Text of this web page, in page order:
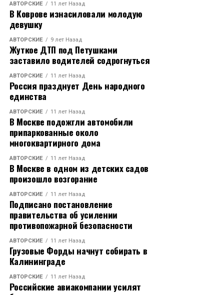
Glorax Development входит в группу компаний
Glorax, основанную предпринимателем Андреем
Биржиным. Компания специализируется на
возведении жилых комплексов, коммерческой
недвижимости и объектов социальной
инфраструктуры. Регионы присутствия: Санкт-
Петербург, Москва, Московская область. Входит в
топ-5 застройщиков Санкт-Петербурга.
Источник -
https://www.dp.ru/a/2017/09/18/
CЛЕДУЮЩЕЕ
Количество выдаваемых кредитов в
Промсвязьбанке растёт «ударными» темпами
НЕ ПРОПУСТИТЕ
Росгвардия объяснила закупку хрустальных погон в
подарок офицерам
АВТОРСКИЕ 11 лет Назад
В Коврове изнасиловали молодую
девушку
АВТОРСКИЕ 9 лет Назад
Жуткое ДТП под Петушками
заставило водителей содрогнуться
АВТОРСКИЕ 11 лет Назад
Россия празднует День народного
единства
АВТОРСКИЕ 11 лет Назад
В Москве подожгли автомобили
припаркованные около
многоквартирного дома
АВТОРСКИЕ 11 лет Назад
В Москве в одном из детских садов
произошло возгорание
АВТОРСКИЕ 11 лет Назад
Подписано постановление
правительства об усилении
противопожарной безопасности
АВТОРСКИЕ 11 лет Назад
Грузовые Форды начнут собирать в
Калининграде
АВТОРСКИЕ 11 лет Назад
Российские авиакомпании усилят